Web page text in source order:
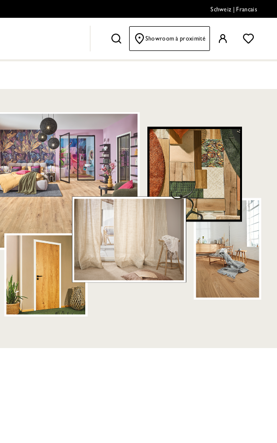
Schweiz Francais
Showroom à proximité